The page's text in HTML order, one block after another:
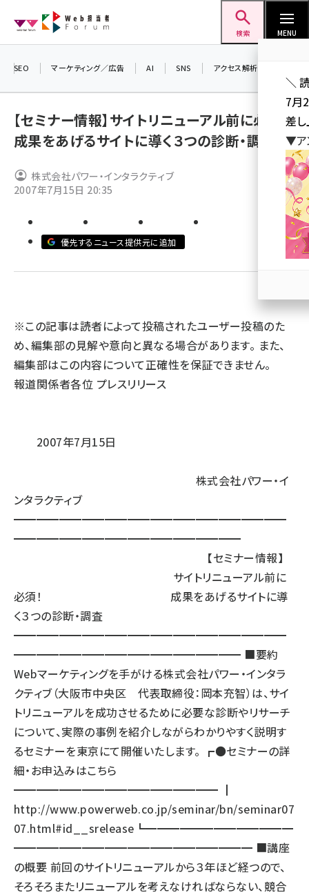
ン
検索 MENU
ai (2799)
note (2308)
llmo (1155)
SEO マーケティング／広告 AI SNS アクセス解析／データ分析
【セミナー情報】サイトリニューアル前に必須！
成果をあげるサイトに導く３つの診断・調査
株式会社パワー・インタラクティブ
2007年7月15日 20:35
優先するニュース提供元に追加
※この記事は読者によって投稿されたユーザー投稿のた
め、編集部の見解や意向と異なる場合があります。 また、
編集部はこの内容について正確性を保証できません。
報道関係者各位 プレスリリース
2007年7月15日
株式会社パワー・イ
ンタラクティブ
━━━━━━━━━━━━━━━━━━━━━━━━
━━━━━━━━━━━━━━━━━━━━
【セミナー情報】
サイトリニューアル前に
必須！ 成果をあげるサイトに導
く３つの診断・調査
━━━━━━━━━━━━━━━━━━━━━━━━
━━━━━━━━━━━━━━━━━━━━ ■要約
Webマーケティングを手がける株式会社パワー・インタラ
クティブ（大阪市中央区 代表取締役：岡本充智）は、サイ
トリニューアルを成功させるために必要な診断やリサーチ
について、実際の事例を紹介しながらわかりやすく説明す
るセミナーを東京にて開催いたします。 ┏●セミナーの詳
細・お申込みはこちら
━━━━━━━━━━━━━━━━━━ ┃
http://www.powerweb.co.jp/seminar/bn/seminar07
07.html#id__srelease ┗━━━━━━━━━━━━━
━━━━━━━━━━━━━━━━━━━━━ ■講座
の概要 前回のサイトリニューアルから３年ほど経つので、
そろそろまたリニューアルを考えなければならない、競合
＼
7月
差し
▼ア